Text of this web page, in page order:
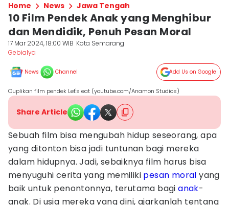
Home News Jawa Tengah
10 Film Pendek Anak yang Menghibur
dan Mendidik, Penuh Pesan Moral
17 Mar 2024, 18:00 WIB Kota Semarang
Gebialya
News Channel Add Us on Google
Cuplikan film pendek Let's eat (youtube.com/Anamon Studios)
Share Article
Sebuah film bisa mengubah hidup seseorang, apa
yang ditonton bisa jadi tuntunan bagi mereka
dalam hidupnya. Jadi, sebaiknya film harus bisa
menyuguhi cerita yang memiliki pesan moral yang
baik untuk penontonnya, terutama bagianak-
anak. Di usia mereka yang dini, ajarkanlah tentang